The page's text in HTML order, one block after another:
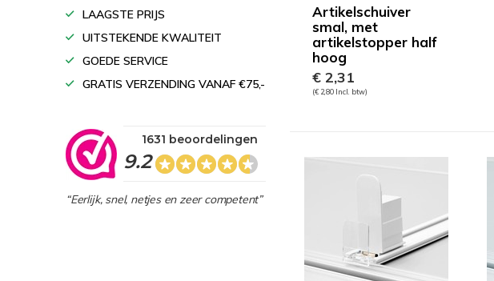
Artikelschuiver
smal, met
artikelstopper half
hoog
€ 2,31
(€ 2,80 Incl. btw)
LAAGSTE PRIJS
UITSTEKENDE KWALITEIT
GOEDE SERVICE
GRATIS VERZENDING VANAF €75,-
9.2
1631 beoordelingen
“Eerlijk, snel, netjes en zeer competent”